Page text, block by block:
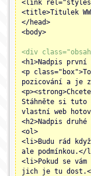
<link
<title>Titulek
</head>
<body>
<div
<h1>Nadpis první
<p
pozicování a je
Stáhněte si tuto
vlastní web
<h2>Nadpis druhé
<ol>
<li>Budu rád
ale podmínkou.</
<li>Pokud se
jich je tu